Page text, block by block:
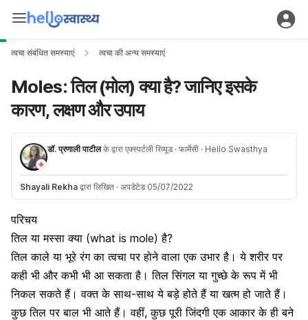
त्वचा संबंधित समस्याएं त्वचा की अन्य समस्याएं
Moles: तिल (मोल) क्या है? जानिए इसके
कारण, लक्षण और उपाय
डॉ. प्रणाली पाटीलके द्वारा एक्स्पर्टली रिव्यूड · फार्मेसी · Hello Swasthya
Shayali Rekha द्वारा लिखित · अपडेटेड 05/07/2022
परिचय
तिल या मस्सा क्या (what is mole) है?
तिल काले या भूरे रंग का त्वचा पर होने वाला एक उभार है। ये शरीर पर
कही भी और कभी भी आ सकता है। तिल सिंगल या गुच्छे के रूप में भी
निकल सकते हैं। वक्त के साथ-साथ ये बड़े होते हैं या खत्म हो जाते हैं।
कुछ तिल पर बाल भी आते हैं। वहीं, कुछ पूरी जिंदगी एक आकार के ही बने